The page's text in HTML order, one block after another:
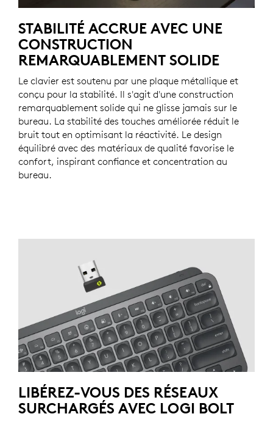
STABILITÉ ACCRUE AVEC UNE
CONSTRUCTION
REMARQUABLEMENT SOLIDE
Le clavier est soutenu par une plaque métallique et
conçu pour la stabilité. Il s'agit d'une construction
remarquablement solide qui ne glisse jamais sur le
bureau. La stabilité des touches améliorée réduit le
bruit tout en optimisant la réactivité. Le design
équilibré avec des matériaux de qualité favorise le
confort, inspirant confiance et concentration au
bureau.
LIBÉREZ-VOUS DES RÉSEAUX
SURCHARGÉS AVEC LOGI BOLT